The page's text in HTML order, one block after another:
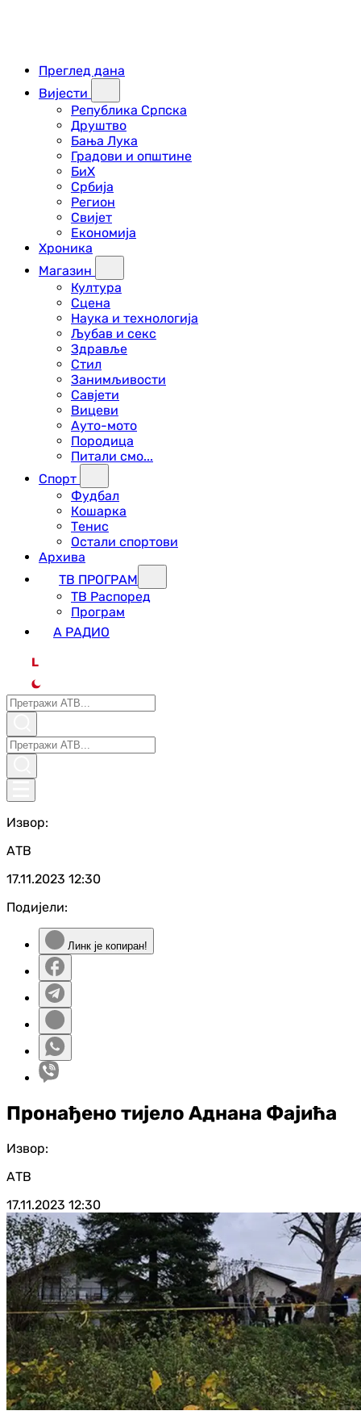
Преглед дана
Вијести
Република Српска
Друштво
Бања Лука
Градови и општине
БиХ
Србија
Регион
Свијет
Економија
Хроника
Магазин
Култура
Сцена
Наука и технологија
Љубав и секс
Здравље
Стил
Занимљивости
Савјети
Вицеви
Ауто-мото
Породица
Питали смо...
Спорт
Фудбал
Кошарка
Тенис
Остали спортови
Архива
ТВ ПРОГРАМ
ТВ Распоред
Програм
А РАДИО
L
Извор:
АТВ
17.11.2023 12:30
Подијели:
Линк је копиран!
Пронађено тијело Аднана Фајића
Извор:
АТВ
17.11.2023 12:30